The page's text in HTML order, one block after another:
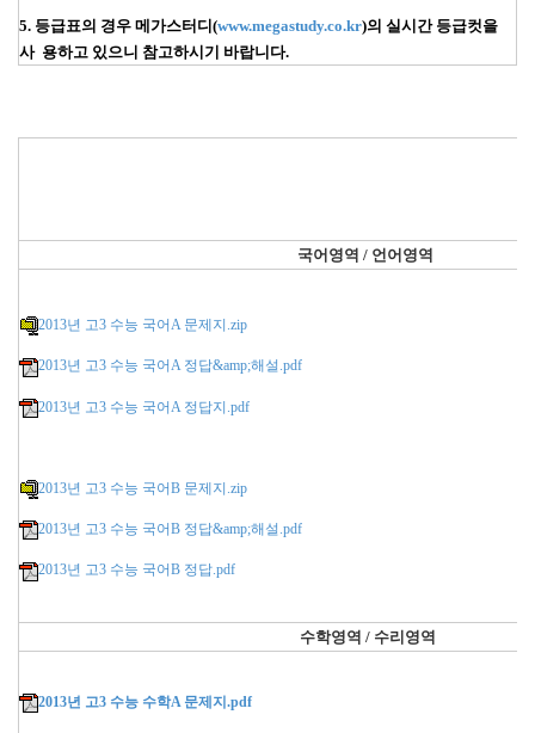
5. 등급표의 경우 메가스터디(www.megastudy.co.kr)의 실시간 등급컷을
사 용하고 있으니 참고하시기 바랍니다.
국어영역 / 언어영역
2013년 고3 수능 국어A 문제지.zip
2013년 고3 수능 국어A 정답&amp;해설.pdf
2013년 고3 수능 국어A 정답지.pdf
2013년 고3 수능 국어B 문제지.zip
2013년 고3 수능 국어B 정답&amp;해설.pdf
2013년 고3 수능 국어B 정답.pdf
수학영역 / 수리영역
2013년 고3 수능 수학A 문제지.pdf